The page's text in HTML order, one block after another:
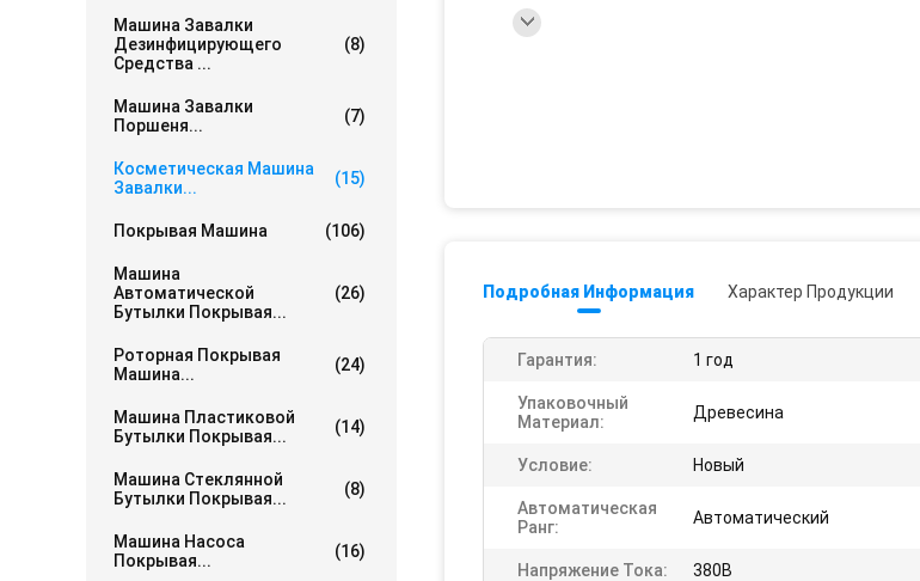
Машина Завалки
Дезинфицирующего
Средства ...
(8)
Машина Завалки
Поршеня...
(7)
Косметическая Машина
Завалки...
(15)
Покрывая Машина (106)
Машина
Автоматической
Бутылки Покрывая...
(26)
Роторная Покрывая
Машина...
(24)
Машина Пластиковой
Бутылки Покрывая...
(14)
Машина Стеклянной
Бутылки Покрывая...
(8)
Машина Насоса
Покрывая...
(16)
Подробная Информация Характер Продукции
Гарантия: 1 год
Упаковочный
Материал:
Древесина
Условие: Новый
Автоматическая
Ранг:
Автоматический
Напряжение Тока: 380В